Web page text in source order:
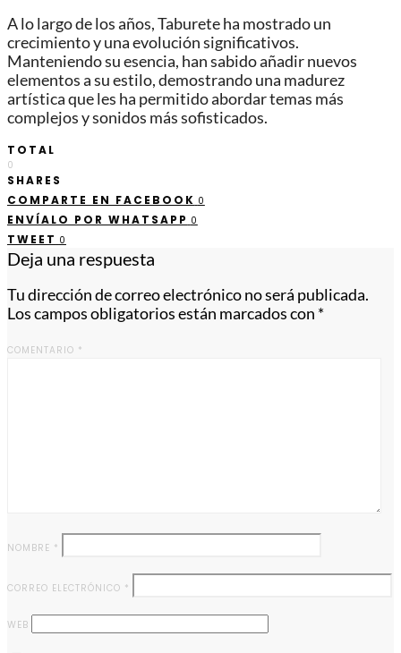
A lo largo de los años, Taburete ha mostrado un
crecimiento y una evolución significativos.
Manteniendo su esencia, han sabido añadir nuevos
elementos a su estilo, demostrando una madurez
artística que les ha permitido abordar temas más
complejos y sonidos más sofisticados.
TOTAL
0
SHARES
COMPARTE EN FACEBOOK 0
ENVÍALO POR WHATSAPP 0
TWEET 0
Deja una respuesta
Tu dirección de correo electrónico no será publicada.
Los campos obligatorios están marcados con *
COMENTARIO *
NOMBRE *
CORREO ELECTRÓNICO *
WEB